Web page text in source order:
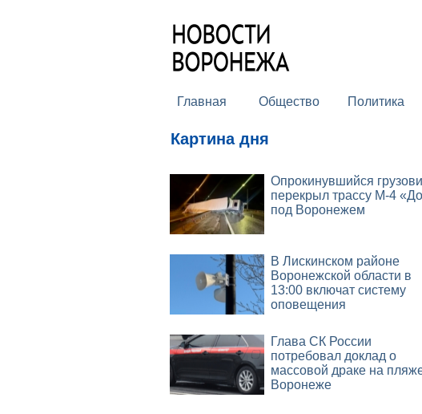
Главная Общество Политика
Картина дня
Опрокинувшийся
перекрыл трассу М-4
под Воронежем
В Лискинском районе
Воронежской области в
13:00 включат систему
оповещения
Глава СК России
потребовал доклад о
массовой драке на
Воронеже